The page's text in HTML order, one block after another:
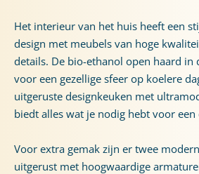
Het interieur van het huis heeft een
design met meubels van hoge
details. De bio-ethanol open haard in
voor een gezellige sfeer op koelere
uitgeruste designkeuken met
biedt alles wat je nodig hebt voor
Voor extra gemak zijn er twee
uitgerust met hoogwaardige